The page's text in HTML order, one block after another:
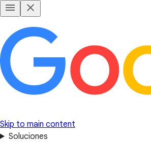
Skip to main content
Soluciones